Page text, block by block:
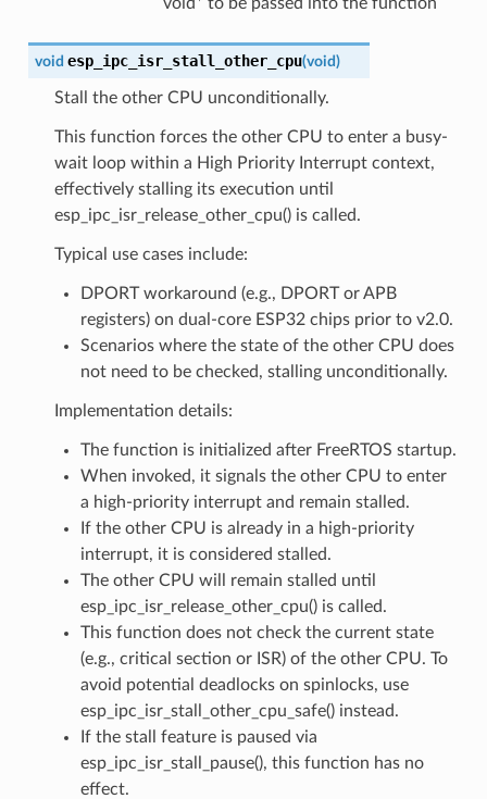
void esp_ipc_isr_stall_other_cpu(void)
Stall the other CPU unconditionally.
This function forces the other CPU to enter a busy-
wait loop within a High Priority Interrupt context,
effectively stalling its execution until
esp_ipc_isr_release_other_cpu() is called.
Typical use cases include:
DPORT workaround (e.g., DPORT or APB
registers) on dual-core ESP32 chips prior to v2.0.
Scenarios where the state of the other CPU does
not need to be checked, stalling unconditionally.
Implementation details:
The function is initialized after FreeRTOS startup.
When invoked, it signals the other CPU to enter
a high-priority interrupt and remain stalled.
If the other CPU is already in a high-priority
interrupt, it is considered stalled.
The other CPU will remain stalled until
esp_ipc_isr_release_other_cpu() is called.
This function does not check the current state
(e.g., critical section or ISR) of the other CPU. To
avoid potential deadlocks on spinlocks, use
esp_ipc_isr_stall_other_cpu_safe() instead.
If the stall feature is paused via
esp_ipc_isr_stall_pause(), this function has no
effect.